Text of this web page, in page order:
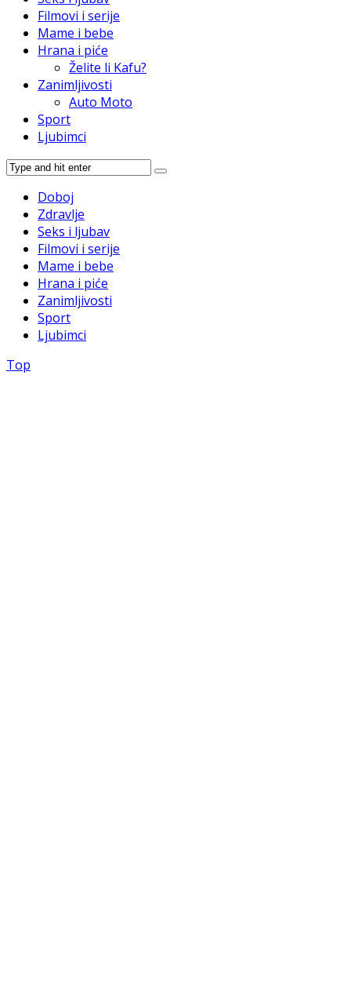
Filmovi i serije
Mame i bebe
Hrana i piće
Želite li Kafu?
Zanimljivosti
Auto Moto
Sport
Ljubimci
Doboj
Zdravlje
Seks i ljubav
Filmovi i serije
Mame i bebe
Hrana i piće
Zanimljivosti
Sport
Ljubimci
Top